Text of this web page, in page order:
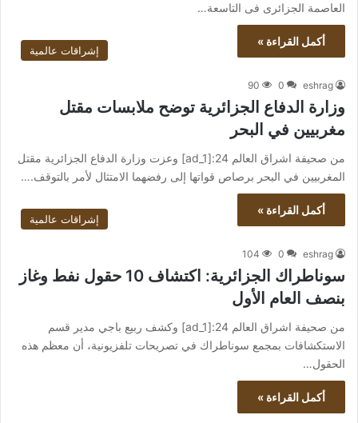
العاصمة الجزائرى فى التاسعة…
أكمل القراءة »
إشراقات عالمية
eshrag
0
90
وزارة الدفاع الجزائرية توضح ملابسات مقتل
مغربيين في البحر
من صحيفة اشراق العالم 24:[ad_1] وعزت وزارة الدفاع الجزائرية مقتل
المغربيين في البحر برصاص قواتها إلى رفضهما الامتثال لأمر بالتوقف.…
أكمل القراءة »
إشراقات عالمية
eshrag
0
104
سوناطراك الجزائرية: اكتشاف 10 حقول نفط وغاز
بنصف العام الأول
من صحيفة اشراق العالم 24:[ad_1] وكشف ربيع باجي مدير قسم
الاستكشافات بمجمع سوناطراك في تصريحات تلفزيونية، أن معظم هذه
الحقول…
أكمل القراءة »